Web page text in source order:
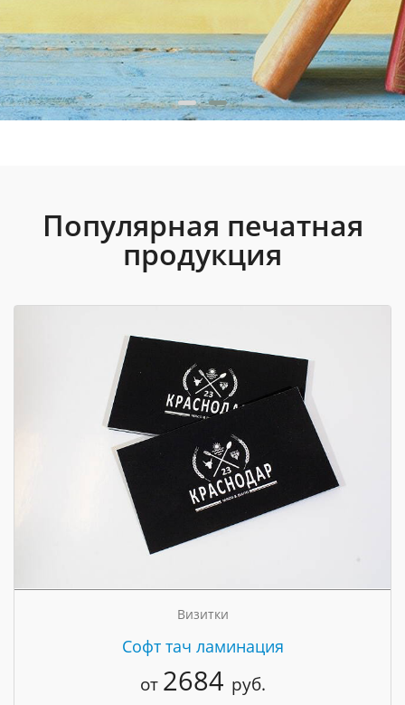
Популярная печатная
продукция
Визитки
Cофт тач ламинация
от 2684 руб.